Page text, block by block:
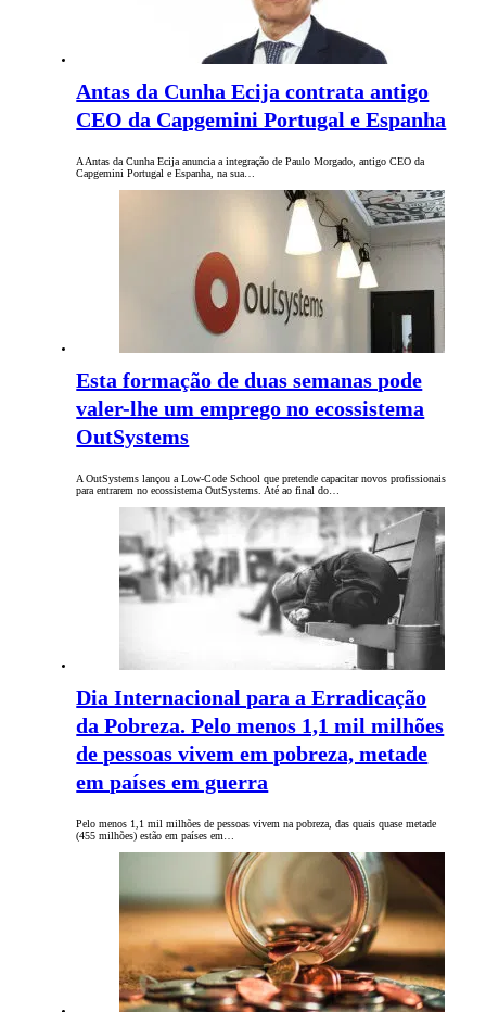
Antas da Cunha Ecija contrata antigo
CEO da Capgemini Portugal e Espanha
A Antas da Cunha Ecija anuncia a integração de Paulo Morgado, antigo CEO da
Capgemini Portugal e Espanha, na sua…
Esta formação de duas semanas pode
valer-lhe um emprego no ecossistema
OutSystems
A OutSystems lançou a Low-Code School que pretende capacitar novos profissionais
para entrarem no ecossistema OutSystems. Até ao final do…
Dia Internacional para a Erradicação
da Pobreza. Pelo menos 1,1 mil milhões
de pessoas vivem em pobreza, metade
em países em guerra
Pelo menos 1,1 mil milhões de pessoas vivem na pobreza, das quais quase metade
(455 milhões) estão em países em…